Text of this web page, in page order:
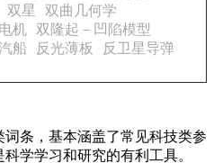
双星
双曲几何学
机
双隆起－凹陷模型
船
反光薄板
反卫星导弹
条，基本涵盖了常见科技类参
学学习和研究的有利工具。